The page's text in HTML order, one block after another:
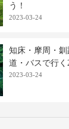
う！
2023-03-24
知床・摩周・
道・バスで行く
2023-03-24